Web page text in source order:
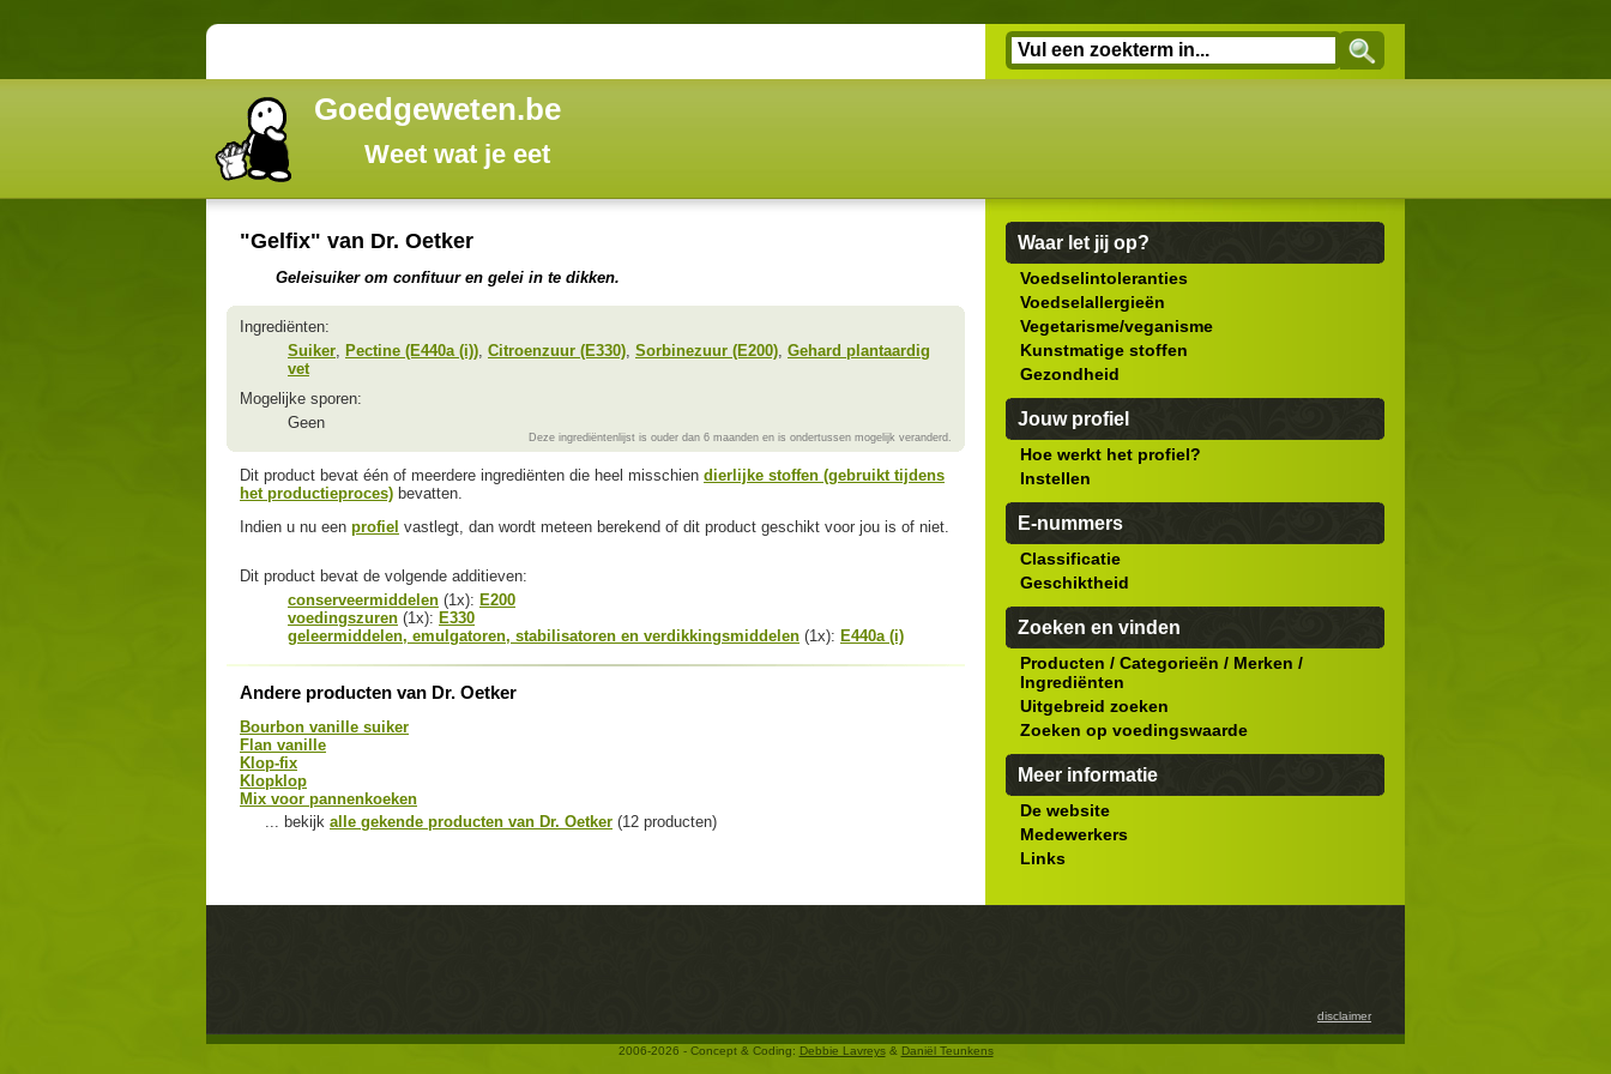
Goedgeweten.be
Weet wat je eet
"Gelfix" van Dr. Oetker
Geleisuiker om confituur en gelei in te dikken.
Ingrediënten:
Suiker Pectine (E440a (i)) Citroenzuur (E330) Sorbinezuur (E200) Gehard plantaardig
vet
Mogelijke sporen:
Geen
Deze ingrediëntenlijst is ouder dan 6 maanden en is ondertussen mogelijk veranderd.
Dit product bevat één of meerdere ingrediënten die heel misschien dierlijke stoffen (gebruikt tijdens
het productieproces) bevatten.
Indien u nu een profiel vastlegt, dan wordt meteen berekend of dit product geschikt voor jou is of niet.
Dit product bevat de volgende additieven:
conserveermiddelen (1x): E200
voedingszuren (1x): E330
geleermiddelen, emulgatoren, stabilisatoren en verdikkingsmiddelen (1x): E440a (i)
Andere producten van Dr. Oetker
Bourbon vanille suiker
Flan vanille
Klop-fix
Klopklop
Mix voor pannenkoeken
... bekijk alle gekende producten van Dr. Oetker (12 producten)
Waar let jij op?
Voedselintoleranties
Voedselallergieën
Vegetarisme/veganisme
Kunstmatige stoffen
Gezondheid
Jouw profiel
Hoe werkt het profiel?
Instellen
E-nummers
Classificatie
Geschiktheid
Zoeken en vinden
Producten / Categorieën / Merken /
Ingrediënten
Uitgebreid zoeken
Zoeken op voedingswaarde
Meer informatie
De website
Medewerkers
Links
disclaimer
2006-2026 - Concept & Coding: Debbie Lavreys& Daniël Teunkens